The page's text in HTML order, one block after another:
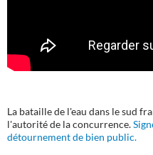
La bataille de l'eau dans le sud
l'autorité de la concurrence.
détournement de bien public.